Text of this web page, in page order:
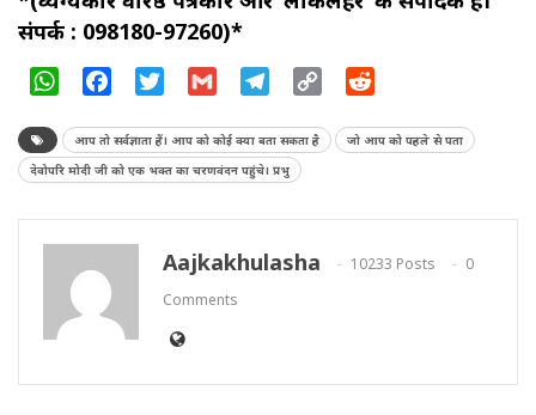
संपर्क : 098180-97260)*
WhatsAppFacebookTwitter Gmail Telegram
Copy
आप तो सर्वज्ञाता हैं। आप को कोई क्या बता सकता है
जो आप को पहले से पता
देवोपरि मोदी जी को एक भक्त का चरणवंदन पहुंचे। प्रभु
Aajkakhulasha 10233 Posts
0
Comments